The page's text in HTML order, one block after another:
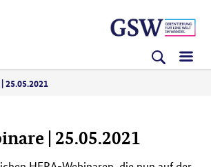
25.05.2021
| 25.05.2021